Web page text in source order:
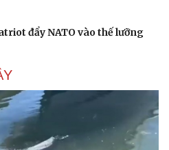
đẩy NATO vào thế lưỡng